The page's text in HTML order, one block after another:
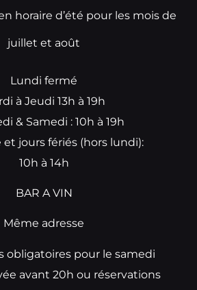
horaire d’été pour les mois de
juillet et août
Lundi fermé
à Jeudi 13h à 19h
& Samedi : 10h à 19h
jours fériés (hors lundi):
10h à 14h
BAR A VIN
Même adresse
obligatoires pour le samedi
avant 20h ou réservations